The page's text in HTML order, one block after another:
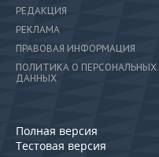
РЕДАКЦИЯ
РЕКЛАМА
ПРАВОВАЯ ИНФОРМАЦИЯ
ПОЛИТИКА О ПЕРСОНАЛЬНЫХ
ДАННЫХ
Полная версия
Тестовая версия